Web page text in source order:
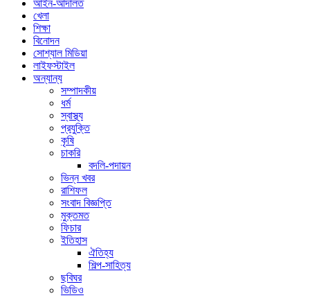
আইন-আদালত
খেলা
শিক্ষা
বিনোদন
সোশ্যাল মিডিয়া
লাইফস্টাইল
অন্যান্য
সম্পাদকীয়
ধর্ম
স্বাস্থ্য
প্রযুক্তি
কৃষি
চাকরি
বদলি-পদায়ন
ভিন্ন খবর
রাশিফল
সংবাদ বিজ্ঞপ্তি
মুক্তমত
ফিচার
ইতিহাস
ঐতিহ্য
শিল্প-সাহিত্য
ছবিঘর
ভিডিও